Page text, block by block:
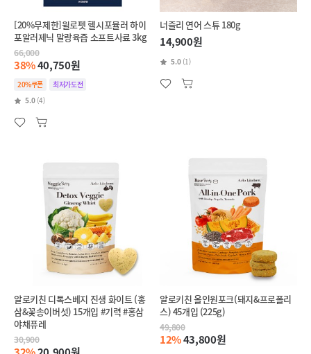
[20%무제한]윌로펫 헬시포뮬러 하이
포알러제닉 말랑육즙 소프트사료 3kg
66,000
38%40,750원
20%쿠폰
최저가도전
5.0 (4)
너즐리 연어 스튜 180g
14,900원
5.0 (1)
알로키친 디톡스베지 진생 화이트 (홍
삼&꽃송이버섯) 15개입 #기력 #홍삼
야채퓨레
30,900
알로키친 올인원포크(돼지&프로폴리
스) 45개입 (225g)
49,800
12%43,800원